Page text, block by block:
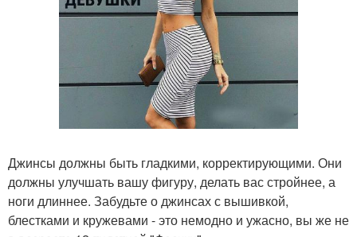
Джинсы должны быть гладкими, корректирующими. Они
должны улучшать вашу фигуру, делать вас стройнее, а
ноги длиннее. Забудьте о джинсах с вышивкой,
блестками и кружевами - это немодно и ужасно, вы же не